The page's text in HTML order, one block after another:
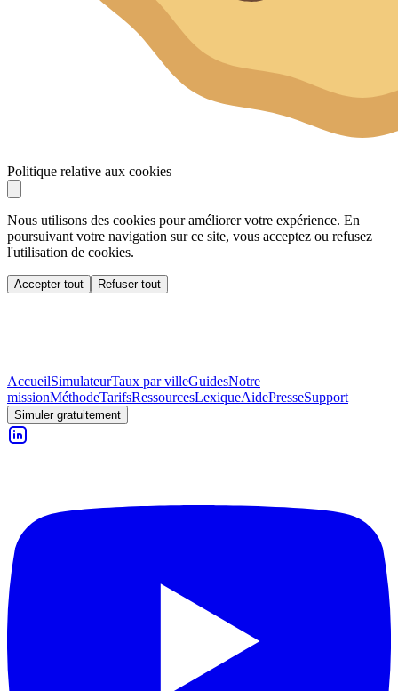
Politique relative aux cookies
Nous utilisons des cookies pour améliorer votre expérience. En
poursuivant votre navigation sur ce site, vous acceptez ou refusez
l'utilisation de cookies.
Accepter tout Refuser tout
AccueilSimulateurTaux par villeGuidesNotre
missionMéthodeTarifsRessourcesLexiqueAidePresseSupport
Simuler gratuitement